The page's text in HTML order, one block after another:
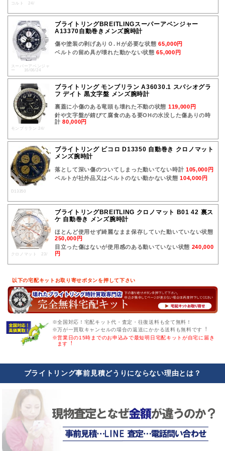
コルト 24/
スーパーアベンジャ
ー 16/06/24
ブライトリングBREITLINGスーパーアベンジャー
A13370自動巻きメンズ腕時計
傷や塗装の剥げありＯ.Ｈが必要な状態65,000円
ベルトの留め具が壊れた動かない状態65,000円
モンブリラン 24/
ブライトリング モンブリラン A36030.1 スパシオグラ
フ デイト 黒文字盤 メンズ腕時計
裏蓋に小傷のある竜頭も壊れた不動の状態 119,000円
針や文字盤が錆びて腐食のある要OHの水没した傷ありの時
計80,000円
D13350
ブライトリング ビコロ D13350 自動巻き クロノマット
メンズ腕時計
落として深い傷のついてしまった動いてない時計 105,000円
ベルトが社外品又はベルトのない動かない状態104,000円
クロノマット 23/
ブライトリングBREITLING クロノマット B01 42 裏ス
ケ 自動巻き メンズ腕時計
ほとんど使用せず綺麗なまま保存していた動いていない状態
250,000円
目立った傷はないが使用感のある動いていない状態 240,000
円
以下の宅配キットお取り寄せボタンを押して下さい
※全国対応！宅配キット代・査定・往復送料も全て無料！
※万が一買取キャンセルの場合の返送にかかる送料も無料です︕
※営業日の15時までのお申込みで最短明日宅配キットが自宅に届き
ます︕
ブライトリング事前見積どうりにならない理由とは？